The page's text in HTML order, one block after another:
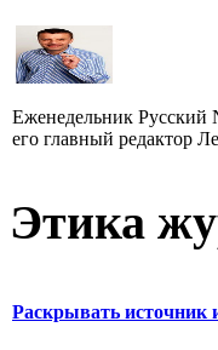
Еженедельник Русский
его главный редактор
Этика
Раскрывать источник